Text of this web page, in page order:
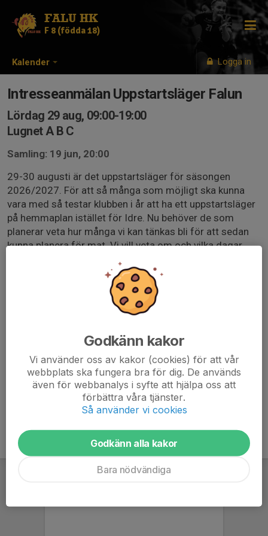
Kalender Logga in
FALU HK
F 8 (födda 18)
Intresseanmälan Uppstartsläger Falun
Lördag 29 aug, 09:00-19:00
Lugnet A B C
Samling: 19 jun, 20:00
29-30 augusti är det uppstartsläger för säsongen
2026/2027. För att så många som möjligt ska kunna
vara med så testar klubben i år att ha ett uppstartsläger
på hemmaplan istället för Idre. Nu behöver de som
planerar veta hur många vi kan tänkas bli för att sedan
kunna planera för mat. Vi vill veta om och vilka dagar
som du som spelare kan vara med. Det går bra att delta
lördag eller söndag, alternativt båda dagarna. På
lördagkväll är det tänkt att det ska vara en gemensam
aktivitet för hela klubben så det kan vara bra att ha i
Anmälan är öppen för lagets medlemmar.Logga in här
Godkänn kakor
Vi använder oss av kakor (cookies) för att vår
webbplats ska fungera bra för dig. De används
även för webbanalys i syfte att hjälpa oss att
förbättra våra tjänster.
Så använder vi cookies
Godkänn alla kakor
Bara nödvändiga